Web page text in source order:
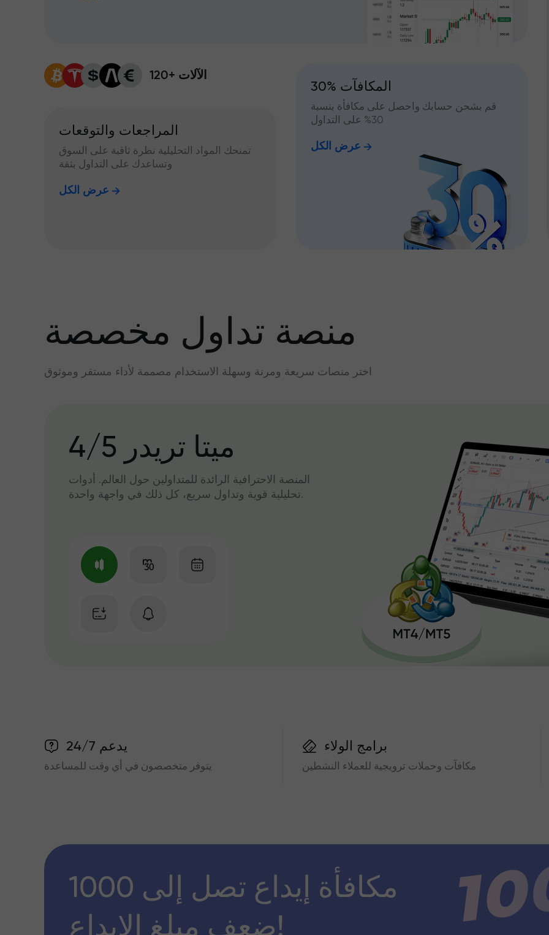
120+ الآلات
المراجعات والتوقعات
تمنحك المواد التحليلية نظرة ثاقبة على السوق
وتساعدك على التداول بثقة
عرض الكل
30% المكافآت
قم بشحن حسابك واحصل على مكافأة بنسبة
30% على التداول
عرض الكل
منصة تداول مخصصة
اختر منصات سريعة ومرنة وسهلة الاستخدام مصممة لأداء مستقر وموثوق
میتا تریدر 4/5
المنصة الاحترافية الرائدة للمتداولين حول العالم. أدوات
تحليلية قوية وتداول سريع، كل ذلك في واجهة واحدة.
يدعم 24/7
يتوفر متخصصون في أي وقت للمساعدة
برامج الولاء
مكافآت وحملات ترويجية للعملاء النشطين
مكافأة إيداع تصل إلى 1000
ضعف مبلغ الإيداع!